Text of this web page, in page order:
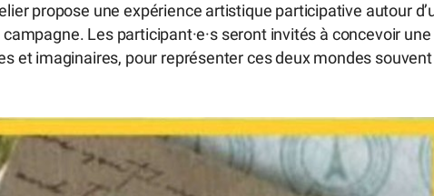
propose une expérience artistique participative autour
Les participant·e·s seront invités à concevoir une
et imaginaires, pour représenter ces deux mondes souvent